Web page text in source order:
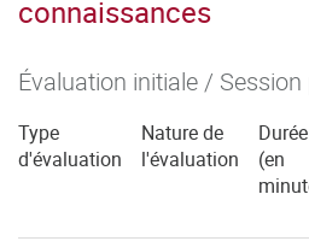
connaissances
Évaluation initiale /
Type
d'évaluation
Nature de
l'évaluation
Durée
(en